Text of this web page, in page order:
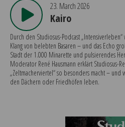
23. March 2026
Kairo
Durch den Studiosus-Podcast
Klang von belebten Basaren – und das Echo
Stadt der 1.000 Minarette und pulsierendes
Moderator René Hausmann erklärt Studiosus-
„Zeltmacherviertel“ so besonders macht – und
den Dächern oder Friedhöfen leben.